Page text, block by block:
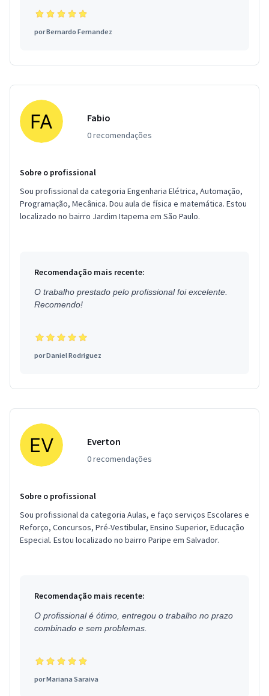
porBernardo Fernandez
Fabio
0 recomendações
Sobre o profissional
Sou profissional da categoria Engenharia Elétrica, Automação,
Programação, Mecânica. Dou aula de física e matemática. Estou
localizado no bairro Jardim Itapema em São Paulo.
Recomendação mais recente:
O trabalho prestado pelo profissional foi excelente.
Recomendo!
porDaniel Rodriguez
Everton
0 recomendações
Sobre o profissional
Sou profissional da categoria Aulas, e faço serviços Escolares e
Reforço, Concursos, Pré-Vestibular, Ensino Superior, Educação
Especial. Estou localizado no bairro Paripe em Salvador.
Recomendação mais recente:
O profissional é ótimo, entregou o trabalho no prazo
combinado e sem problemas.
porMariana Saraiva